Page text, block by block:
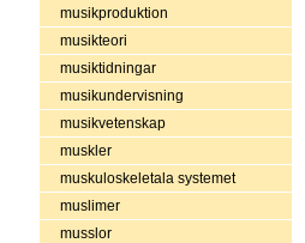
musikproduktion
musikteori
musiktidningar
musikundervisning
musikvetenskap
muskler
muskuloskeletala systemet
muslimer
musslor